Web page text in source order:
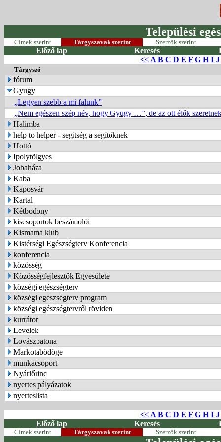
Települési
Címek szerint Tárgyszavak szerint Szerzők szerint
Előző lap Keresés
<< A B C D E F G H I J
Tárgyszó
fórum
Gyugy
„Legyen szebb a mi falunk”
„Nem egészen szép név, hogy Gyugy …”, de az ott élők
Halimba
help to helper - segítség a segítőknek
Hottó
Ipolytölgyes
Jobaháza
Kaba
Kaposvár
Kartal
Kétbodony
kiscsoportok beszámolói
Kismama klub
Kistérségi Egészségterv Konferencia
konferencia
közösség
Közösségfejlesztők Egyesülete
községi egészségterv
községi egészségterv program
községi egészségtervről röviden
kurrátor
Levelek
Lovászpatona
Markotabödöge
munkacsoport
Nyárlőrinc
nyertes pályázatok
nyerteslista
<< A B C D E F G H I J
Előző lap
Keresés
Címek szerint Tárgyszavak szerint Szerzők szerint